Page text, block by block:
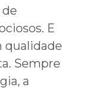
E
qualidade
Sempre
a